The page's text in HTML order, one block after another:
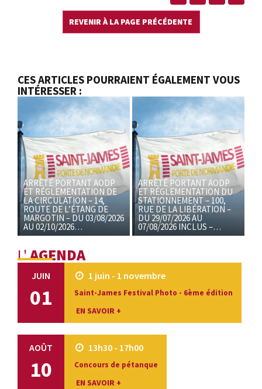
CES ARTICLES POURRAIENT ÉGALEMENT VOUS
INTÉRESSER :
ARRÊTÉ PORTANT AODP
ET RÉGLEMENTATION DE
LA CIRCULATION – 14,
ROUTE DE L’ÉTANG DE
MARGOTIN – DU 03/08/2026
AU 02/10/2026…
ARRÊTÉ PORTANT AODP
ET RÉGLEMENTATION DU
STATIONNEMENT – 100,
RUE DE LA LIBÉRATION –
DU 29/07/2026 AU
07/08/2026 INCLUS –…
L'AGENDA
JUIN
01
1 juin - 1 novembre
Saint-James Festival Photo - 6ème édition
EN SAVOIR +
AOÛT
10
13h30 - 17h00
Concours de pétanque
EN SAVOIR +